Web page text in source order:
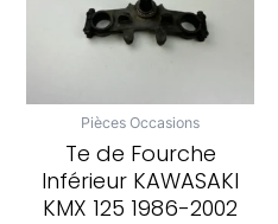
Pièces Occasions
Te de Fourche
Inférieur KAWASAKI
KMX 125 1986-2002